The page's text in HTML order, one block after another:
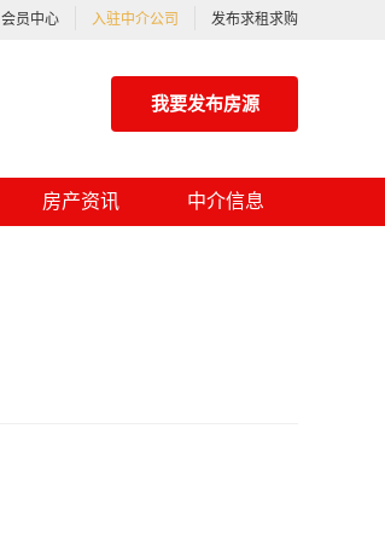
会员中心 入驻中介公司 发布求租求购
我要发布房源
房产资讯 中介信息